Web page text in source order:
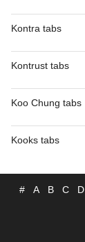
Kontra tabs
Kontrust tabs
Koo Chung tabs
Kooks tabs
# A B C D